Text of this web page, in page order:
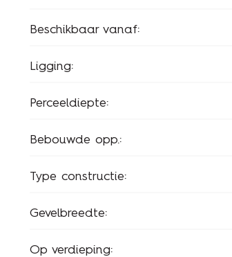
Beschikbaar vanaf:
Ligging:
Perceeldiepte:
Bebouwde opp.:
Type constructie:
Gevelbreedte:
Op verdieping: